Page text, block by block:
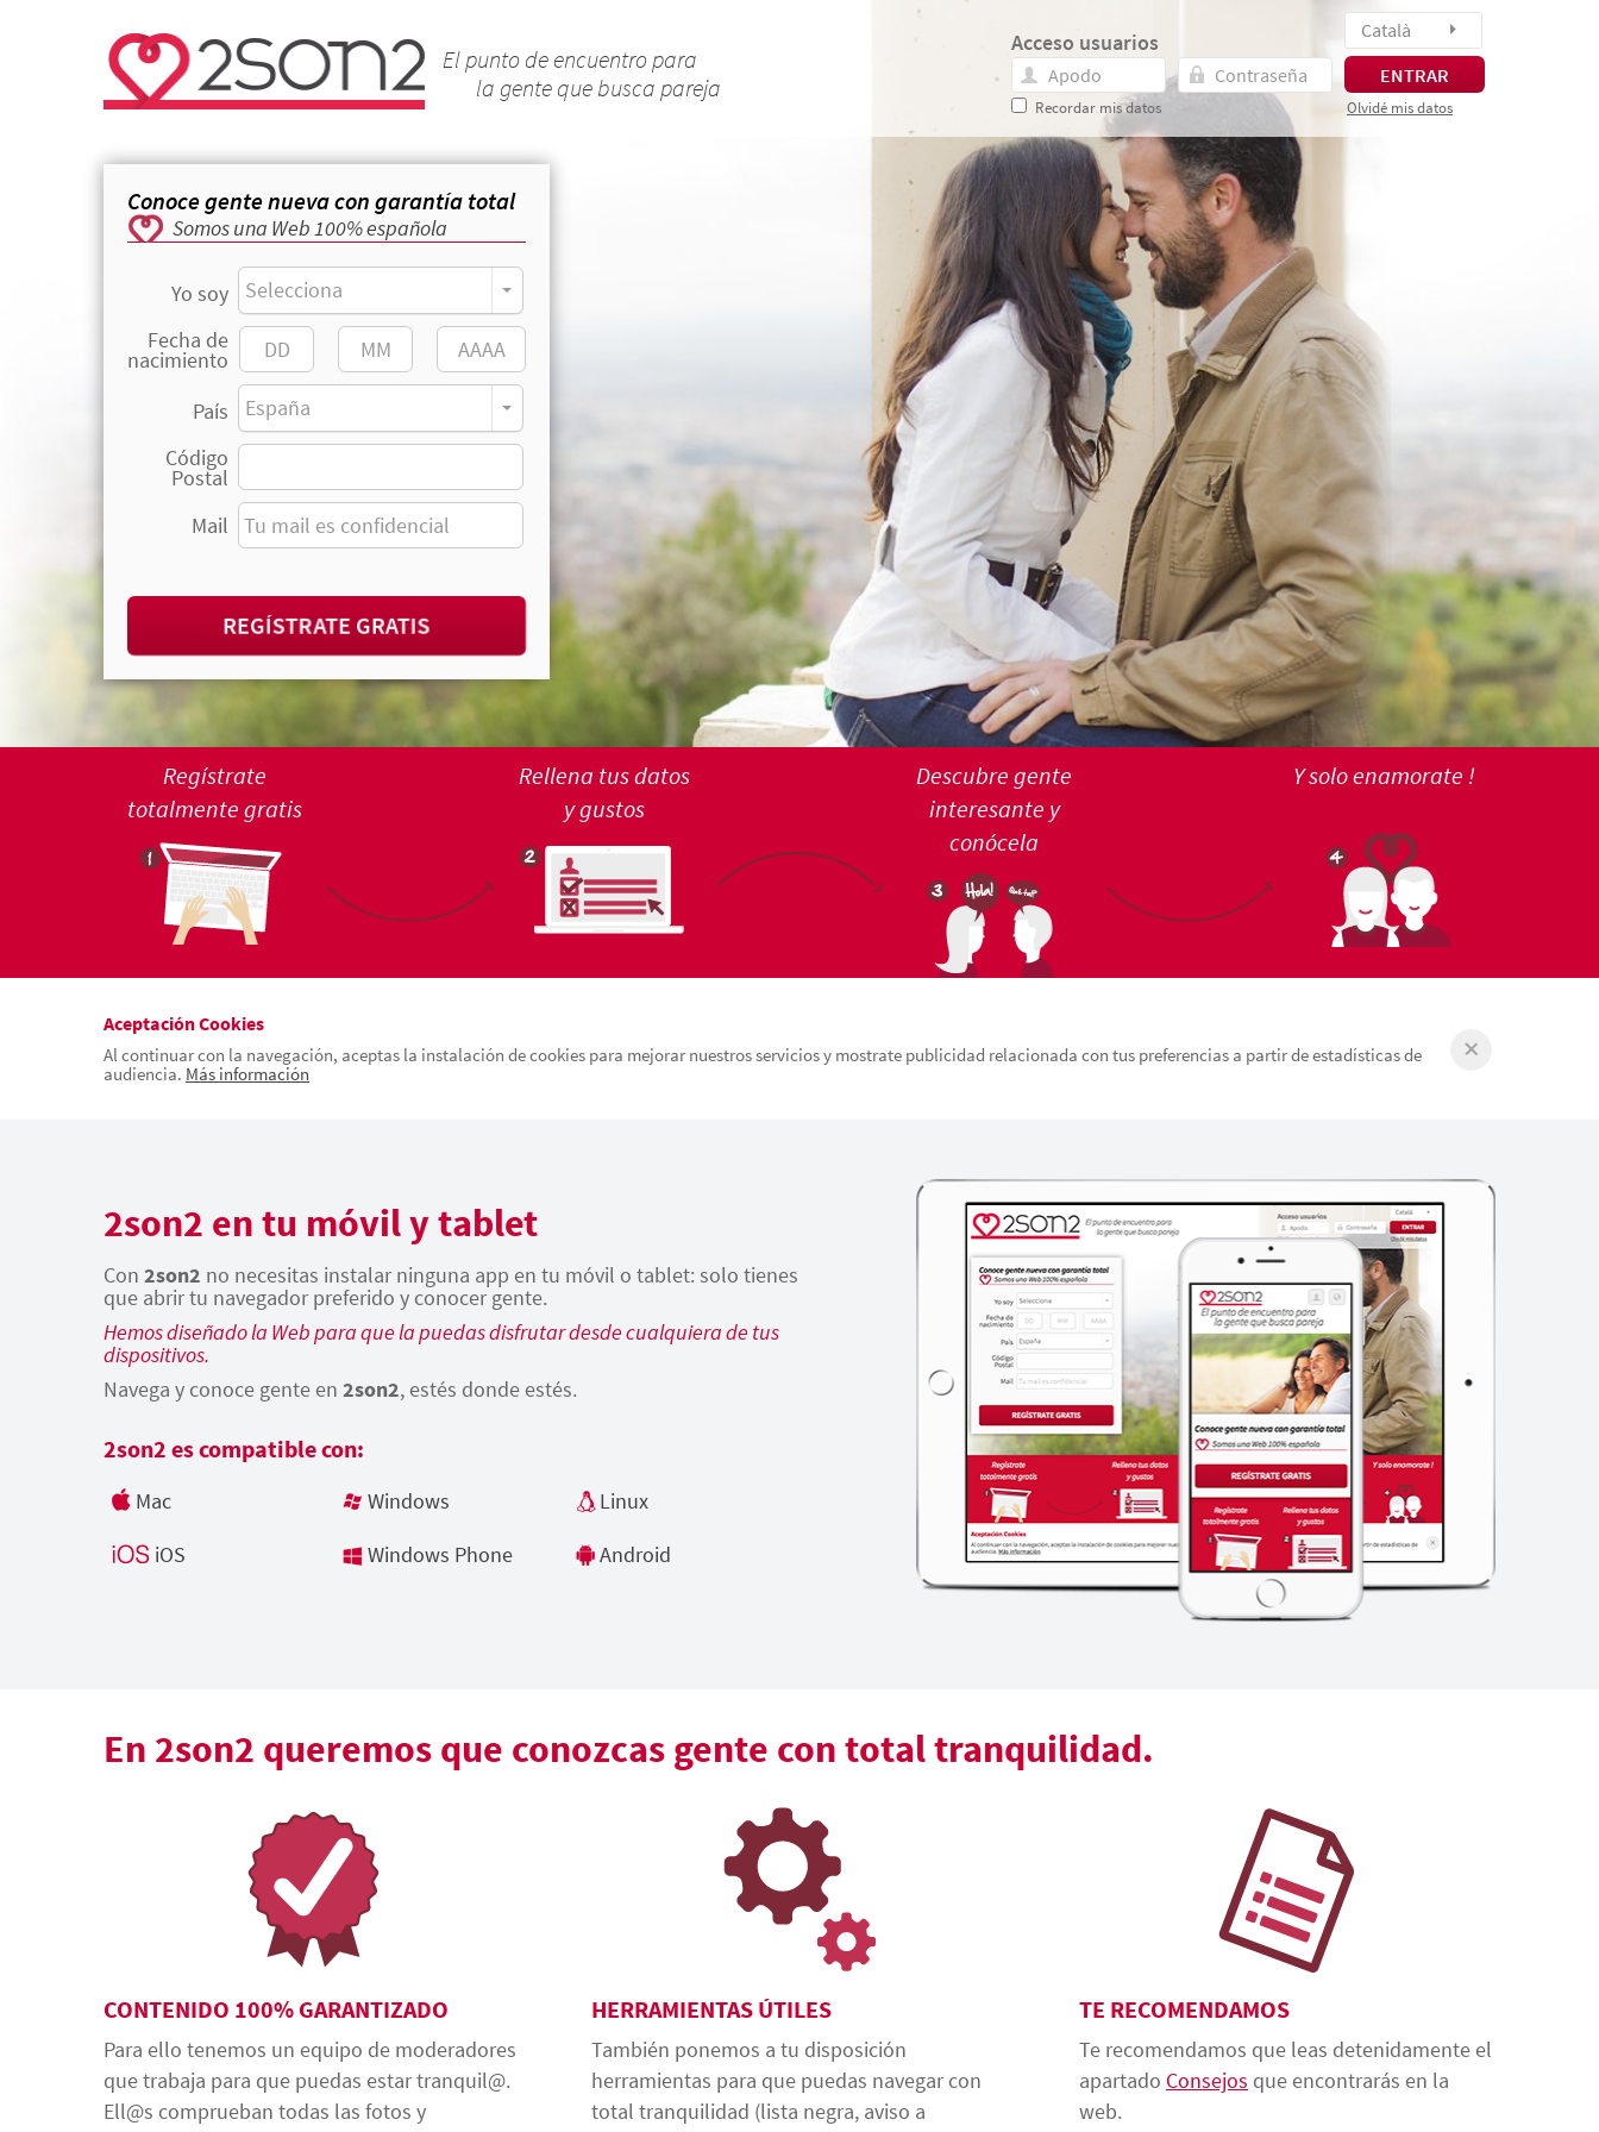
El punto de encuentro para
la gente que busca pareja
Acceso usuarios
Recordar mis datos
Català
ENTRAR
Olvidé mis datos
Conoce gente nueva con garantía total
Somos una Web 100% española
Yo soy
Selecciona
Fecha de
nacimiento
País
España
Código
Postal
Mail
REGÍSTRATE GRATIS
Regístrate
totalmente gratis
Rellena tus datos
y gustos
Descubre gente
interesante y
conócela
Y solo enamorate !
Aceptación Cookies
Al continuar con la navegación, aceptas la instalación de cookies para mejorar nuestros servicios y mostrate publicidad relacionada con tus preferencias a partir de estadísticas de
audiencia. Más información
2son2 en tu móvil y tablet
Con 2son2 no necesitas instalar ninguna app en tu móvil o tablet: solo tienes
que abrir tu navegador preferido y conocer gente.
Hemos diseñado la Web para que la puedas disfrutar desde cualquiera de tus
dispositivos.
Navega y conoce gente en 2son2, estés donde estés.
2son2 es compatible con:
Mac Windows
Linux
iOS
Windows Phone Android
En 2son2 queremos que conozcas gente con total tranquilidad.
CONTENIDO 100% GARANTIZADO
Para ello tenemos un equipo de moderadores
que trabaja para que puedas estar tranquil@.
Ell@s comprueban todas las fotos y
HERRAMIENTAS ÚTILES
También ponemos a tu disposición
herramientas para que puedas navegar con
total tranquilidad (lista negra, aviso a
TE RECOMENDAMOS
Te recomendamos que leas detenidamente el
apartado Consejos que encontrarás en la
web.